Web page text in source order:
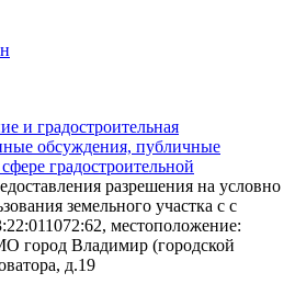
и градостроительная
обсуждения, публичные
градостроительной
разрешения на условно
земельного участка с с
местоположение:
город Владимир (городской
д.19